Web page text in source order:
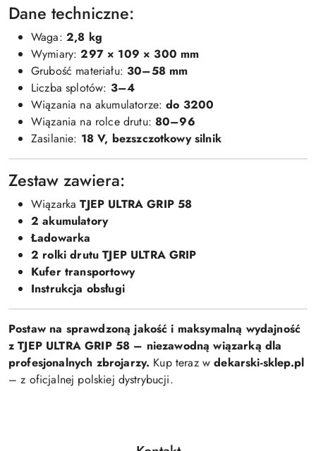
Dane techniczne:
Waga: 2,8 kg
Wymiary:297 × 109 × 300 mm
Grubość materiału:30–58 mm
Liczba splotów: 3–4
Wiązania na akumulatorze:do 3200
Wiązania na rolce drutu: 80–96
Zasilanie: 18 V, bezszczotkowy silnik
Zestaw zawiera:
WiązarkaTJEP ULTRA GRIP 58
2 akumulatory
Ładowarka
2 rolki drutu TJEP ULTRA GRIP
Kufer transportowy
Instrukcja obsługi
Postaw na sprawdzoną jakość i maksymalną wydajność
z TJEP ULTRA GRIP 58 – niezawodną wiązarką dla
profesjonalnych zbrojarzy. Kup teraz wdekarski-sklep.pl
– z oficjalnej polskiej dystrybucji.